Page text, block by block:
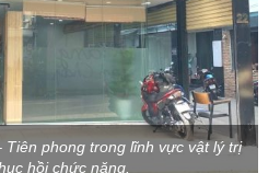
Tiên phong trong lĩnh vực vật lý trị
hồi chức năng.